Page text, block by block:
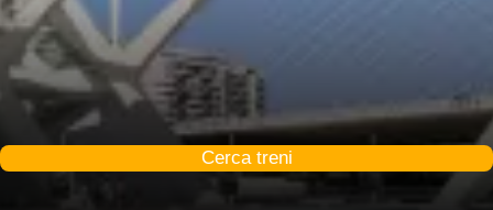
Cerca treni